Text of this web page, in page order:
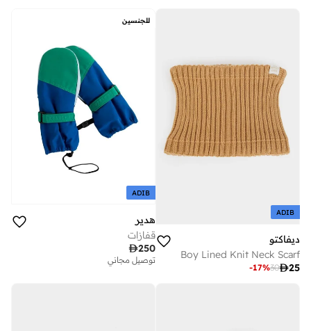
ADIB
ديفاكتو
Boy Lined Knit Neck Scarf
25
30
-17%
للجنسين
ADIB
هدير
قفازات
250
توصيل مجاني